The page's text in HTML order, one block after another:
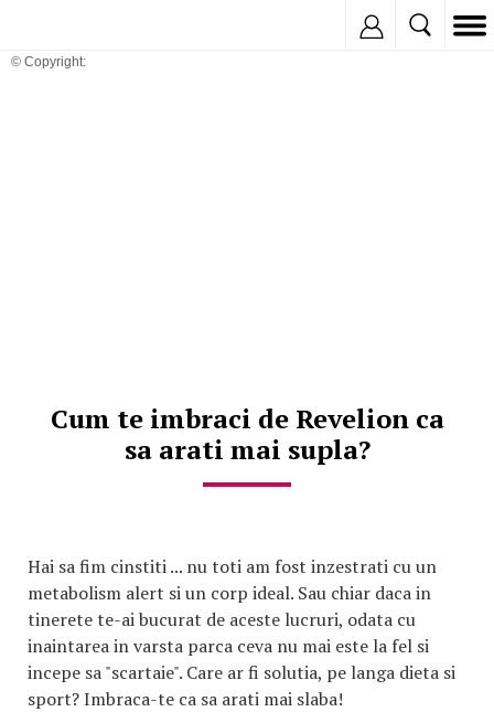
© Copyright:
Cum te imbraci de Revelion ca
sa arati mai supla?
Hai sa fim cinstiti ... nu toti am fost inzestrati cu un
metabolism alert si un corp ideal. Sau chiar daca in
tinerete te-ai bucurat de aceste lucruri, odata cu
inaintarea in varsta parca ceva nu mai este la fel si
incepe sa "scartaie". Care ar fi solutia, pe langa dieta si
sport? Imbraca-te ca sa arati mai slaba!